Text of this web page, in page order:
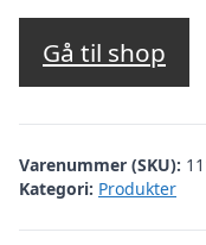
Gå til shop
Varenummer (SKU):
Kategori: Produkter